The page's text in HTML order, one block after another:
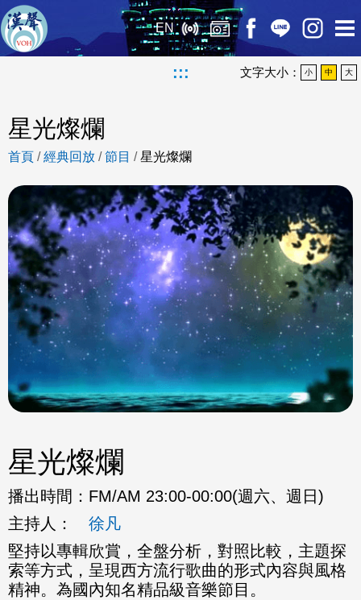
EN
::: 文字大小： 小 中 大
星光燦爛
首頁 /經典回放 /節目 /星光燦爛
星光燦爛
播出時間： FM/AM 23:00-00:00(週六、週日)
主持人：
徐凡
堅持以專輯欣賞，全盤分析，對照比較，主題探
索等方式，呈現西方流行歌曲的形式內容與風格
精神。為國內知名精品級音樂節目。